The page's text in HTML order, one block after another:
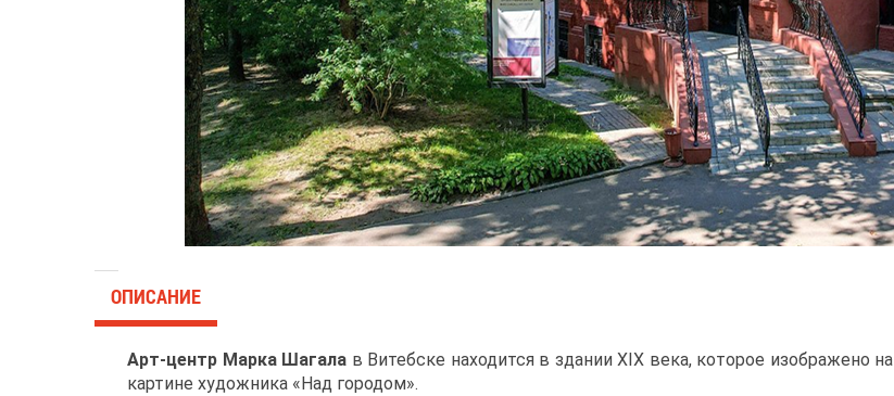
ОПИСАНИЕ
Арт-центр Марка Шагала в Витебске находится в здании XIX века, которое изображено на
картине художника «Над городом».